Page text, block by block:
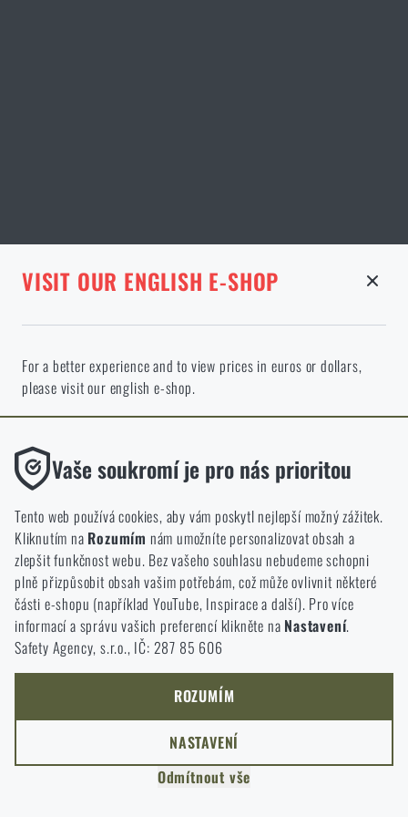
STRÁNKA V DANÉM JAZYCE NEEXISTUJE
Ve vámi vybraném jazyce stránka neexistuje. Můžete tedy zůstat
zde, nebo přejít na hlavní stránku cílového jazyka. Jakou možnost
si vyberete?
ZŮSTANU TADY
PŘEJÍT DO KOŠÍKU
ODEJÍT
ROZUMÍM, POKRAČOVAT
VISIT OUR ENGLISH E-SHOP
For a better experience and to view prices in euros or dollars,
please visit our english e-shop.
I WILL STAY HERE
GO TO RIGAD.COM
Vaše soukromí je pro nás prioritou
Tento web používá cookies, aby vám poskytl nejlepší možný zážitek.
Kliknutím na Rozumím nám umožníte personalizovat obsah a
zlepšit funkčnost webu. Bez vašeho souhlasu nebudeme schopni
plně přizpůsobit obsah vašim potřebám, což může ovlivnit některé
části e-shopu (například YouTube, Inspirace a další). Pro více
informací a správu vašich preferencí klikněte na Nastavení.
Safety Agency, s.r.o., IČ: 287 85 606
Funkční
Bez nich by náš web vůbec nefungoval. U těchto cookies není
možné zakázat jejich ukládání.
Analytické
Do těchto cookies se anonymně ukládá, jakým způsobem
procházíte a používáte náš web. Pomáhají nám lépe chápat, co
se našim zákazníkům líbí a kterým směrem se máme ubírat.
Marketingové
Tyto cookies nám pomáhají optimalizovat reklamu směřující na
náš e-shop, aby byla co nejvíce efektivní a náš obchod se mohl
neustále rozvíjet a zlepšovat.
Díky těmto cookies dokážeme reklamu personalizovat a nabízet
ROZUMÍM
NASTAVENÍ
Odmítnout vše